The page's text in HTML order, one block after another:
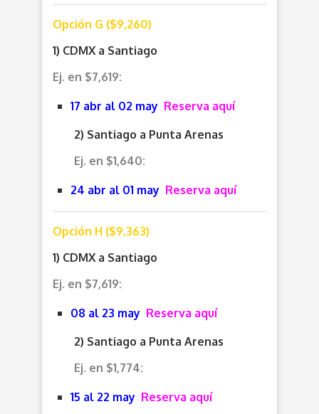
Opción G ($9,260)
1) CDMX a Santiago
Ej. en $7,619:
17 abr al 02 may Reserva aquí
2) Santiago a Punta Arenas
Ej. en $1,640:
24 abr al 01 may Reserva aquí
Opción H ($9,363)
1) CDMX a Santiago
Ej. en $7,619:
08 al 23 may Reserva aquí
2) Santiago a Punta Arenas
Ej. en $1,774:
15 al 22 may Reserva aquí